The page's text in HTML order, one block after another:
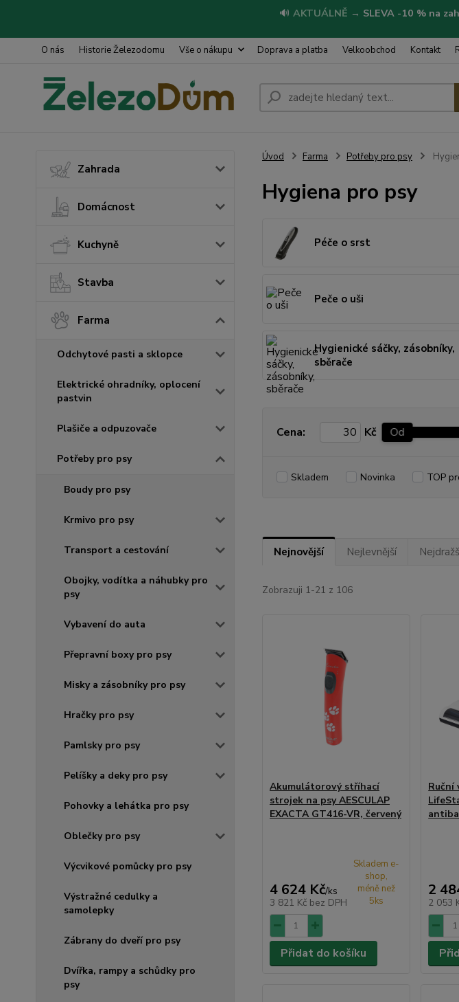
🔊 AKTUÁLNĚ → SLEVA -10 % na
O nás Historie Železodomu Vše o nákupu Doprava a platba Velkoobchod Kontakt
Zahrada
Domácnost
Kuchyně
Stavba
Farma
Odchytové pasti a sklopce
Elektrické ohradníky, oplocení
pastvin
Plašiče a odpuzovače
Potřeby pro psy
Boudy pro psy
Krmivo pro psy
Transport a cestování
Obojky, vodítka a náhubky pro
psy
Vybavení do auta
Přepravní boxy pro psy
Misky a zásobníky pro psy
Hračky pro psy
Pamlsky pro psy
Pelíšky a deky pro psy
Pohovky a lehátka pro psy
Oblečky pro psy
Výcvikové pomůcky pro psy
Výstražné cedulky a
samolepky
Zábrany do dveří pro psy
Dvířka, rampy a schůdky pro
psy
Úvod Farma Potřeby pro psy
Hygiena pro psy
Péče o srst
Peče o uši
Hygienické sáčky, zásobníky,
sběrače
Cena: Kč Od
Skladem Novinka TOP
Nejnovější Nejlevnější
Zobrazuji 1-21 z 106
Akumulátorový stříhací
strojek na psy AESCULAP
EXACTA GT416-VR, červený
4 624 Kč/ks
3 821 Kč bez DPH
Skladem e-
shop,
méně než
5ks
Přidat do košíku
Ruční
2
2 053